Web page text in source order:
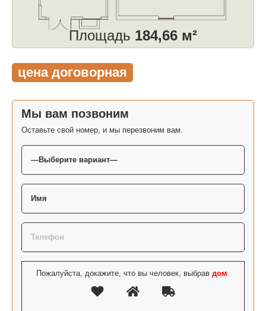
Площадь 184,66 м²
цена договорная
Мы вам позвоним
Оставьте свой номер, и мы перезвоним вам.
Пожалуйста, докажите, что вы человек, выбрав дом